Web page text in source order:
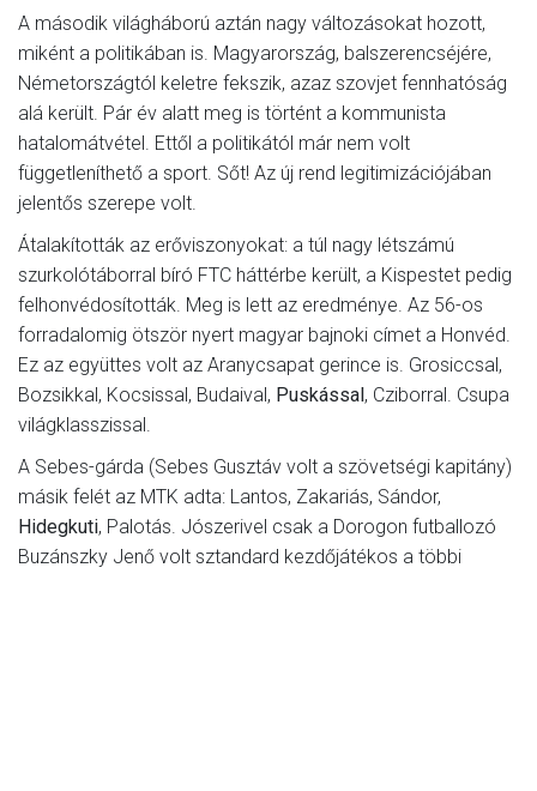
A második világháború aztán nagy változásokat hozott,
miként a politikában is. Magyarország, balszerencséjére,
Németországtól keletre fekszik, azaz szovjet fennhatóság
alá került. Pár év alatt meg is történt a kommunista
hatalomátvétel. Ettől a politikától már nem volt
függetleníthető a sport. Sőt! Az új rend legitimizációjában
jelentős szerepe volt.
Átalakították az erőviszonyokat: a túl nagy létszámú
szurkolótáborral bíró FTC háttérbe került, a Kispestet pedig
felhonvédosították. Meg is lett az eredménye. Az 56-os
forradalomig ötször nyert magyar bajnoki címet a Honvéd.
Ez az együttes volt az Aranycsapat gerince is. Grosiccsal,
Bozsikkal, Kocsissal, Budaival, Puskással, Cziborral. Csupa
világklasszissal.
A Sebes-gárda (Sebes Gusztáv volt a szövetségi kapitány)
másik felét az MTK adta: Lantos, Zakariás, Sándor,
Hidegkuti, Palotás. Jószerivel csak a Dorogon futballozó
Buzánszky Jenő volt sztandard kezdőjátékos a többi